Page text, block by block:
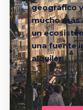
geográfico
mucho más
un
una fuente
alquiler.